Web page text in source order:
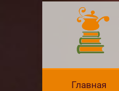
Главная